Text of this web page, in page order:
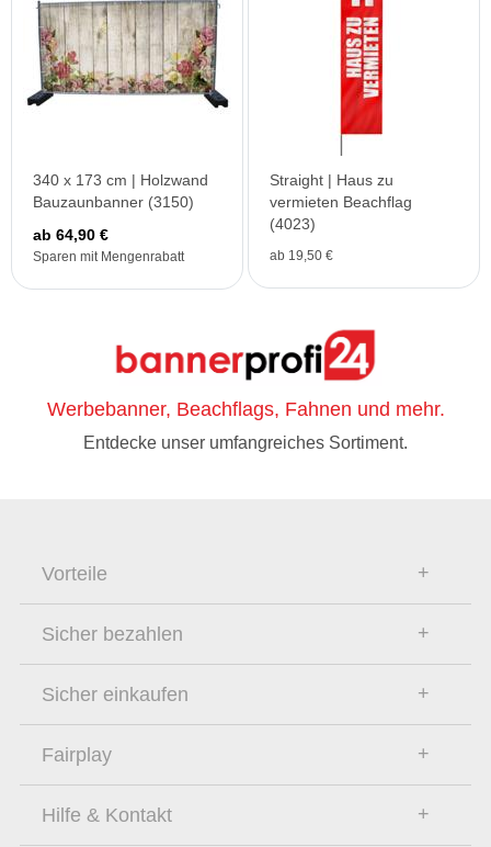
340 x 173 cm | Holzwand
Bauzaunbanner (3150)
ab 64,90 €
Sparen mit Mengenrabatt
Straight | Haus zu
vermieten Beachflag
(4023)
ab 19,50 €
Werbebanner, Beachflags, Fahnen und mehr.
Entdecke unser umfangreiches Sortiment.
Vorteile
Sicher bezahlen
Sicher einkaufen
Fairplay
Hilfe & Kontakt